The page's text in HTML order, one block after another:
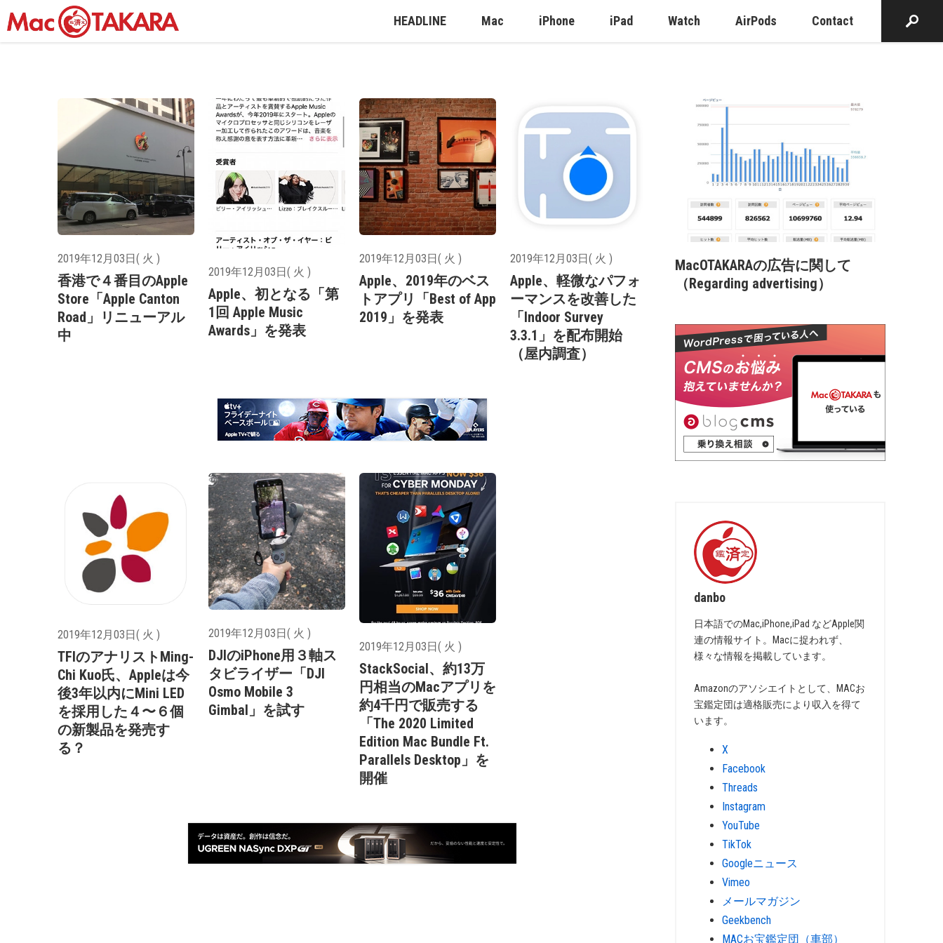
HEADLINE Mac iPhone iPad Watch AirPods Contact
2019年12月03日( 火 )
香港で４番目のApple
Store「Apple Canton
Road」リニューアル
中
2019年12月03日( 火 )
Apple、初となる「第
1回 Apple Music
Awards」を発表
2019年12月03日( 火 )
Apple、2019年のベス
トアプリ「Best of App
2019」を発表
2019年12月03日( 火 )
Apple、軽微なパフォ
ーマンスを改善した
「Indoor Survey
3.3.1」を配布開始
（屋内調査）
2019年12月03日( 火 )
TFIのアナリストMing-
Chi Kuo氏、Appleは今
後3年以内にMini LED
を採用した４〜６個
の新製品を発売す
る？
2019年12月03日( 火 )
DJIのiPhone用３軸ス
タビライザー「DJI
Osmo Mobile 3
Gimbal」を試す
2019年12月03日( 火 )
StackSocial、約13万
円相当のMacアプリを
約4千円で販売する
「The 2020 Limited
Edition Mac Bundle Ft.
Parallels Desktop」を
開催
MacOTAKARAの広告に関して
（Regarding advertising）
danbo
日本語でのMac,iPhone,iPad などApple関
連の情報サイト。Macに捉われず、
様々な情報を掲載しています。
Amazonのアソシエイトとして、MACお
宝鑑定団は適格販売により収入を得て
います。
X
Facebook
Threads
Instagram
YouTube
TikTok
Googleニュース
Vimeo
メールマガジン
Geekbench
MACお宝鑑定団（車部）